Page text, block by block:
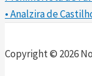
• Analzira de
Copyright © 2026